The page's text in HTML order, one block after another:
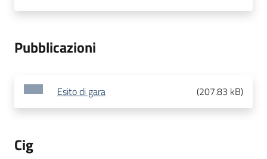
Pubblicazioni
Esito di gara (207.83 kB)
Cig